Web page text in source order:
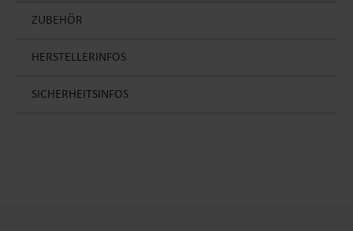
ZUBEHÖR
HERSTELLERINFOS
SICHERHEITSINFOS